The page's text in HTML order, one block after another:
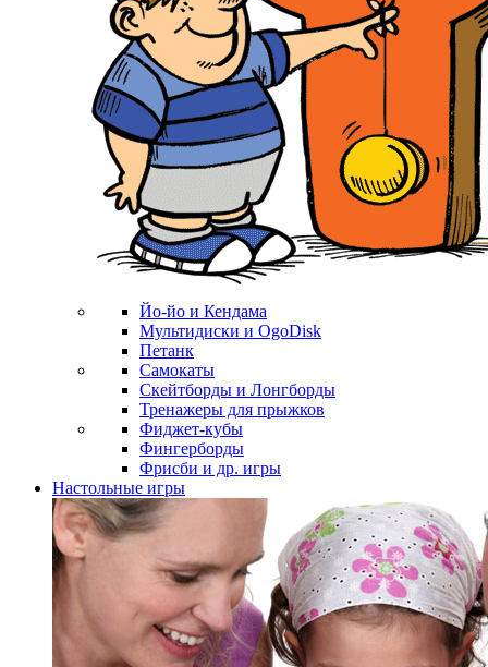
Йо-йо и Кендама
Мультидиски и OgoDisk
Петанк
Самокаты
Скейтборды и Лонгборды
Тренажеры для прыжков
Фиджет-кубы
Фингерборды
Фрисби и др. игры
Настольные игры